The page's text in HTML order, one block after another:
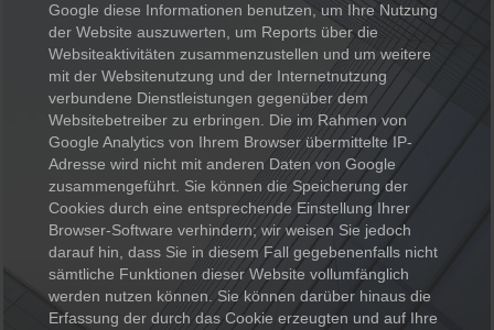
Google diese Informationen benutzen, um Ihre Nutzung
der Website auszuwerten, um Reports über die
Websiteaktivitäten zusammenzustellen und um weitere
mit der Websitenutzung und der Internetnutzung
verbundene Dienstleistungen gegenüber dem
Websitebetreiber zu erbringen. Die im Rahmen von
Google Analytics von Ihrem Browser übermittelte IP-
Adresse wird nicht mit anderen Daten von Google
zusammengeführt. Sie können die Speicherung der
Cookies durch eine entsprechende Einstellung Ihrer
Browser-Software verhindern; wir weisen Sie jedoch
darauf hin, dass Sie in diesem Fall gegebenenfalls nicht
sämtliche Funktionen dieser Website vollumfänglich
werden nutzen können. Sie können darüber hinaus die
Erfassung der durch das Cookie erzeugten und auf Ihre